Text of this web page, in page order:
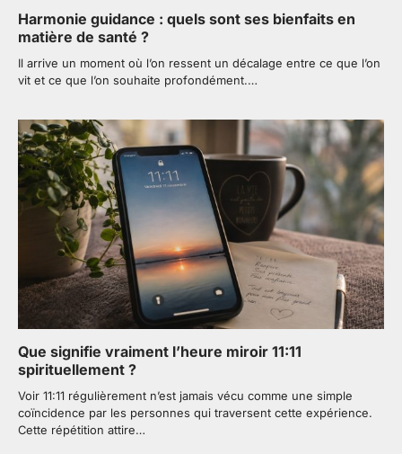
Harmonie guidance : quels sont ses bienfaits en
matière de santé ?
Il arrive un moment où l’on ressent un décalage entre ce que l’on
vit et ce que l’on souhaite profondément.…
Que signifie vraiment l’heure miroir 11:11
spirituellement ?
Voir 11:11 régulièrement n’est jamais vécu comme une simple
coïncidence par les personnes qui traversent cette expérience.
Cette répétition attire…